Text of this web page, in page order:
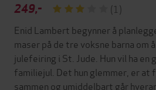
249,-
(1)
Enid Lambert begynner å
maser på de tre voksne barna om
julefeiring i St. Jude. Hun vil ha en
familiejul. Det hun glemmer, er at
sammen og umiddelbart går